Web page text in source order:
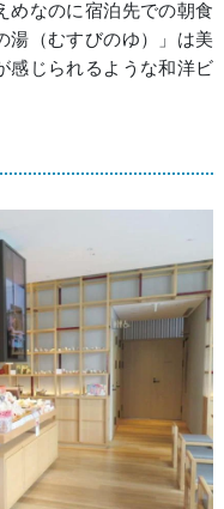
めなのに宿泊先での朝食
（むすびのゆ）」は美
感じられるような和洋ビ